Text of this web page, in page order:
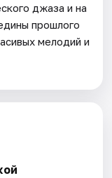
джаза и на
прошлого
мелодий и